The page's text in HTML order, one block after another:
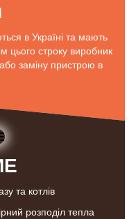
в Україні та мають
цього строку виробник
заміну пристрою в
та котлів
розподіл тепла